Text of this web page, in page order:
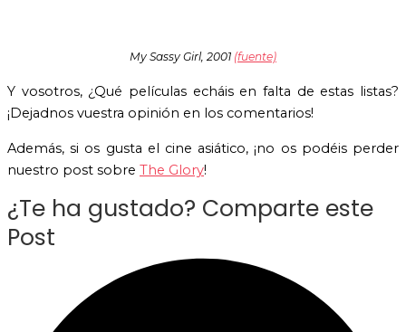
My Sassy Girl, 2001 (fuente)
Y vosotros, ¿Qué películas echáis en falta de estas listas?
¡Dejadnos vuestra opinión en los comentarios!
Además, si os gusta el cine asiático, ¡no os podéis perder
nuestro post sobre The Glory!
¿Te ha gustado? Comparte este
Post